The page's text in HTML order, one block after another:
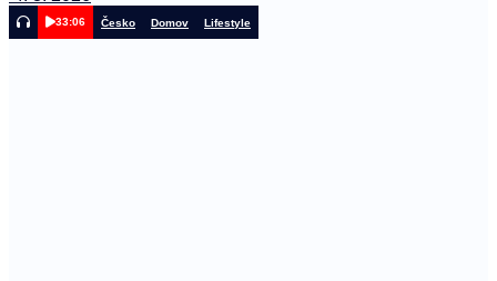
33:06 Česko Domov Lifestyle